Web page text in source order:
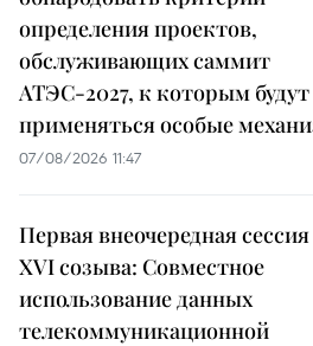
определения проектов,
обслуживающих саммит
АТЭС-2027, к которым будут
применяться особые
07/08/2026 11:47
Первая внеочередная
XVI созыва: Совместное
использование данных
телекоммуникационной